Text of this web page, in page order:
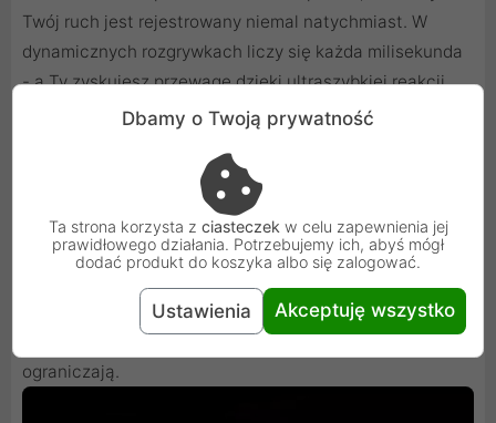
Twój ruch jest rejestrowany niemal natychmiast. W
dynamicznych rozgrywkach liczy się każda milisekunda
- a Ty zyskujesz przewagę dzięki ultraszybkiej reakcji
Bezprzewodowa wygoda na poważnie
Rampage Tilion to pełna swoboda działania bez
stabilnie i bez opóźnień, dzięki czemu możesz w pełni
ograniczają.
Dbamy o Twoją prywatność
Ta strona korzysta z ciasteczek w celu zapewnienia jej
prawidłowego działania. Potrzebujemy ich, abyś mógł
dodać produkt do koszyka albo się zalogować.
Ustawienia Akceptuję wszystko